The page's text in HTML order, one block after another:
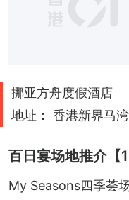
挪亚方舟度假酒店
地址： 香港新界马
百日宴场地推介
My Seasons四季荟